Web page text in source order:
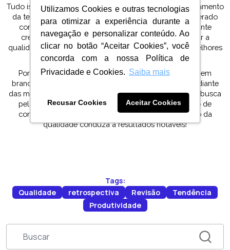
Utilizamos Cookies e outras tecnologias
para otimizar a experiência durante a
navegação e personalizar conteúdo. Ao
clicar no botão “Aceitar Cookies”, você
concorda com a nossa Política de
Privacidade e Cookies. Saiba mais
Recusar Cookies Aceitar Cookies
Tudo isso, somado à crescente disponibilidade e barateamento
da tecnologia fazem com que o ano de 2024 seja esperado
com grande expectativa. Uma vez que com a constante
crescente tecnológica conseguimos não só trabalhar a
qualidade de forma mais ágil como também realizar melhores
análises e criar processos mais fortes.
Por fim, lembre-se de que cada novo ano é uma tela em
branco, repleta de oportunidades. Sejamos resilientes diante
das mudanças, abracemos a inovação e persistimos na busca
pela qualidade e excelência. E que 2024 seja um ano de
conquistas e descobertas, onde a paixão pela gestão da
qualidade conduza a resultados notáveis!
Tags:
Qualidade
retrospectiva Revisão
Tendência
Produtividade